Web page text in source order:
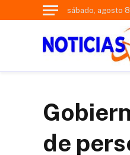
sábado, agosto 8
de